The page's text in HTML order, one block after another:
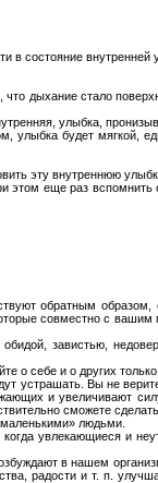
в состояние внутренней
что дыхание стало
улыбка,
улыбка будет мягкой,
эту внутреннюю
этом еще раз вспомнить
обратным образом,
совместно с
завистью,
о себе и о других только
устрашать. Вы не
и увеличивают
сможете сделать
людьми.
увлекающиеся и
в нашем
радости и т. п.